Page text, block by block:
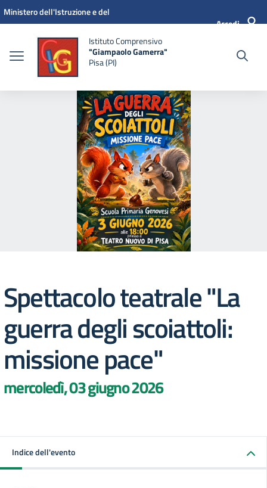
Vai ai contenuti
Vai al menu di navigazione
Vai al footer
Ministero dell'Istruzione e del
Accedi
Istituto Comprensivo
"Giampaolo Gamerra"
Pisa (PI)
Spettacolo teatrale "La
guerra degli scoiattoli:
missione pace"
mercoledì, 03 giugno 2026
Indice dell'evento